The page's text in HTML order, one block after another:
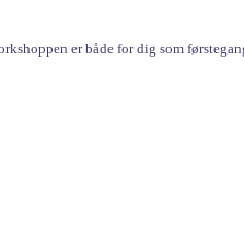
er både for dig som